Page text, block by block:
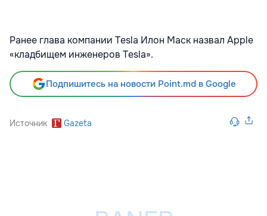
Ранее глава компании Tesla Илон Маск назвал Apple
«кладбищем инженеров Tesla».
Подпишитесь на новости Point.md в Google
Источник Gazeta